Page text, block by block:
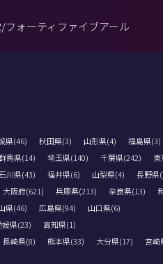
フォーティファイブアール
県(46) 秋田県(3) 山形県(4)
福島県(3)
馬県(14) 埼玉県(140) 千葉県(242)
川県(43) 福井県(6) 山梨県(4) 長野県
大阪府(621) 兵庫県(213) 奈良県(13)
県(46) 広島県(94)
山口県(6)
媛県(23)
高知県(1)
長崎県(8) 熊本県(33) 大分県(17) 宮崎